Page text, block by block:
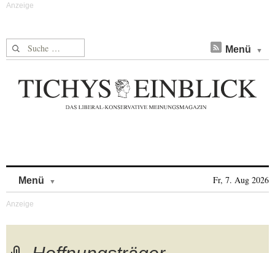
Suche nach: Menü
Menü Fr, 7. Aug 2026